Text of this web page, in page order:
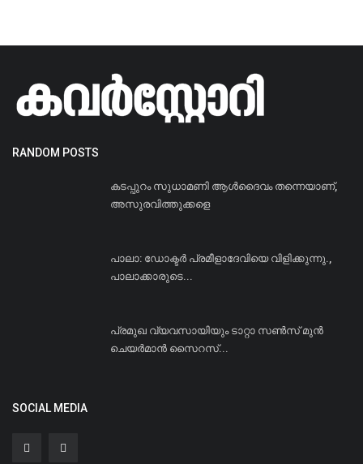
RANDOM POSTS
കടപ്പുറം സുധാമണി ആള്‍ദൈവം തന്നെയാണ്,
അസുരവിത്തുക്കളെ
പാലാ: ഡോക്ടർ പ്രമീളാദേവിയെ വിളിക്കുന്നു.,
പാലാക്കാരുടെ...
പ്രമുഖ വ്യവസായിയും ടാറ്റാ സണ്‍സ് മുന്‍
ചെയര്‍മാന്‍ സൈറസ്...
SOCIAL MEDIA